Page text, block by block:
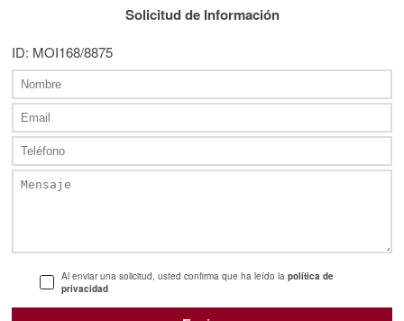
Solicitud de Información
ID: MOI168/8875
Al enviar una solicitud, usted confirma que ha leído la política de
privacidad